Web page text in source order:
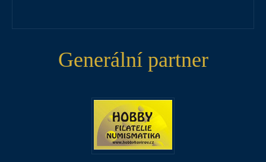
Generální partner